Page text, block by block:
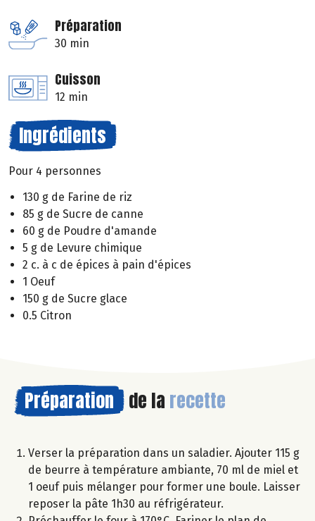
Préparation
30 min
Cuisson
12 min
Ingrédients
Pour 4 personnes
130 g de Farine de riz
85 g de Sucre de canne
60 g de Poudre d'amande
5 g de Levure chimique
2 c. à c de épices à pain d'épices
1 Oeuf
150 g de Sucre glace
0.5 Citron
Préparation de la recette
Verser la préparation dans un saladier. Ajouter 115 g
de beurre à température ambiante, 70 ml de miel et
1 oeuf puis mélanger pour former une boule. Laisser
reposer la pâte 1h30 au réfrigérateur.